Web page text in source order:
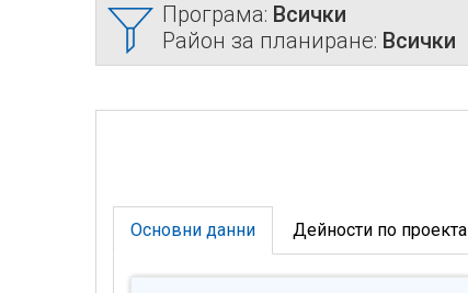
Програма: Всички
Район за планиране: Всички
Основни данни Дейности по проекта